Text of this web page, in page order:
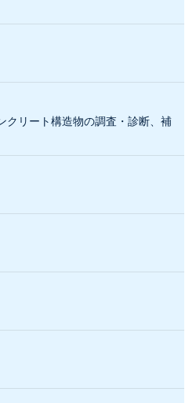
クリート構造物の調査・診断、補